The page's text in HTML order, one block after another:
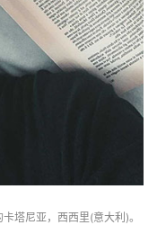
塔尼亚，西西里(意大利)。